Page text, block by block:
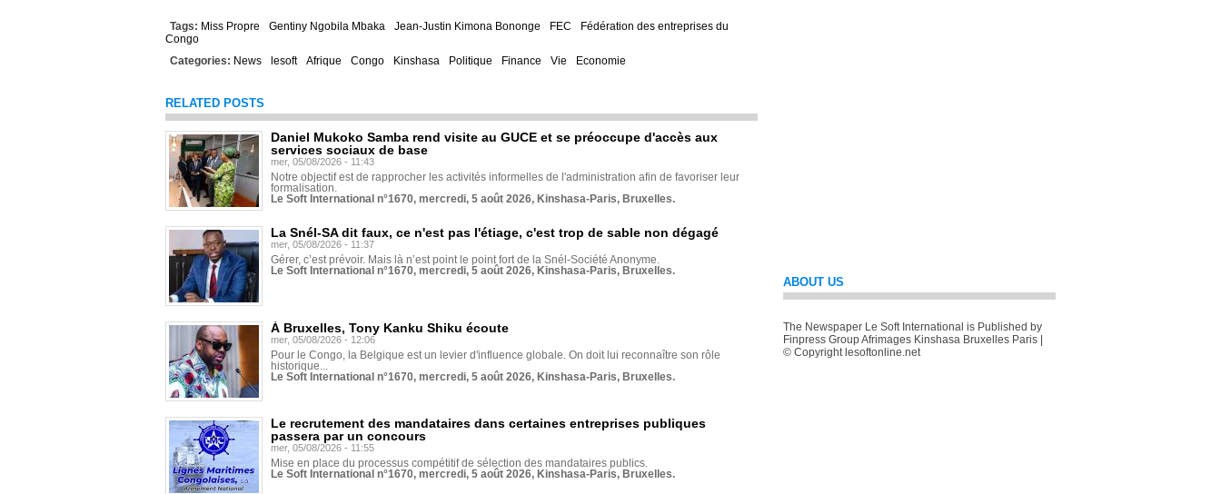
Tags: Miss Propre Gentiny Ngobila Mbaka Jean-Justin Kimona Bononge FEC
Fédération des entreprises du
Congo
Categories: News lesoft Afrique Congo Kinshasa Politique Finance Vie Economie
RELATED POSTS
Daniel Mukoko Samba rend visite au GUCE et se préoccupe d'accès aux
services sociaux de base
mer, 05/08/2026 - 11:43
Notre objectif est de rapprocher les activités informelles de l'administration afin de favoriser leur
formalisation.
Le Soft International n°1670, mercredi, 5 août 2026, Kinshasa-Paris, Bruxelles.
La Snél-SA dit faux, ce n'est pas l'étiage, c'est trop de sable non dégagé
mer, 05/08/2026 - 11:37
Gérer, c’est prévoir. Mais là n’est point le point fort de la Snél-Société Anonyme.
Le Soft International n°1670, mercredi, 5 août 2026, Kinshasa-Paris, Bruxelles.
À Bruxelles, Tony Kanku Shiku écoute
mer, 05/08/2026 - 12:06
Pour le Congo, la Belgique est un levier d'influence globale. On doit lui reconnaître son rôle
historique...
Le Soft International n°1670, mercredi, 5 août 2026, Kinshasa-Paris, Bruxelles.
Le recrutement des mandataires dans certaines entreprises publiques
passera par un concours
mer, 05/08/2026 - 11:55
Mise en place du processus compétitif de sélection des mandataires publics.
Le Soft International n°1670, mercredi, 5 août 2026, Kinshasa-Paris, Bruxelles.
ABOUT US
The Newspaper Le Soft International is Published by
Finpress Group Afrimages Kinshasa Bruxelles Paris |
© Copyright lesoftonline.net